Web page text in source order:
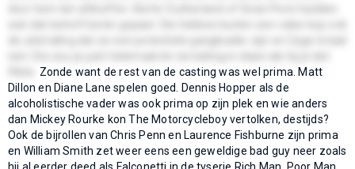
Zonde want de rest van de casting was wel prima. Matt
Dillon en Diane Lane spelen goed. Dennis Hopper als de
alcoholistische vader was ook prima op zijn plek en wie anders
dan Mickey Rourke kon The Motorcycleboy vertolken, destijds?
Ook de bijrollen van Chris Penn en Laurence Fishburne zijn prima
en William Smith zet weer eens een geweldige bad guy neer zoals
hij al eerder deed als Falconetti in de tvserie Rich Man, Poor Man.